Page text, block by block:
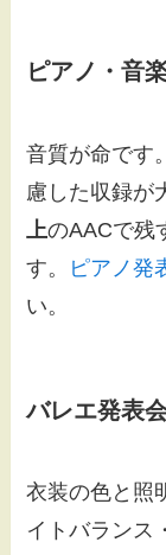
ピアノ・音
音質が命です
慮した収録が
上のAACで残
す。
ピアノ発
い。
バレエ発表
衣装の色と照
イトバランス